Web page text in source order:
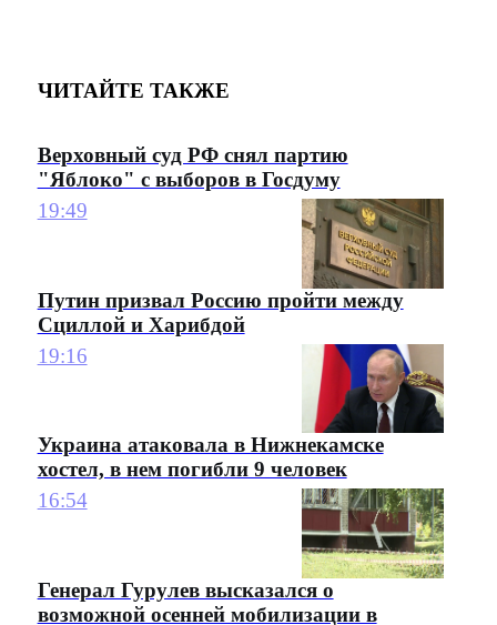
ЧИТАЙТЕ ТАКЖЕ
Верховный суд РФ снял партию
"Яблоко" с выборов в Госдуму
19:49
Путин призвал Россию пройти между
Сциллой и Харибдой
19:16
Украина атаковала в Нижнекамске
хостел, в нем погибли 9 человек
16:54
Генерал Гурулев высказался о
возможной осенней мобилизации в